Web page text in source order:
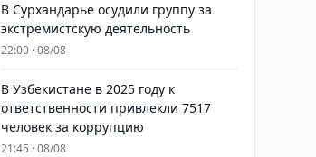
В Сурхандарье осудили группу за
экстремистскую деятельность
22:00 · 08/08
В Узбекистане в 2025 году к
ответственности привлекли 7517
человек за коррупцию
21:45 · 08/08